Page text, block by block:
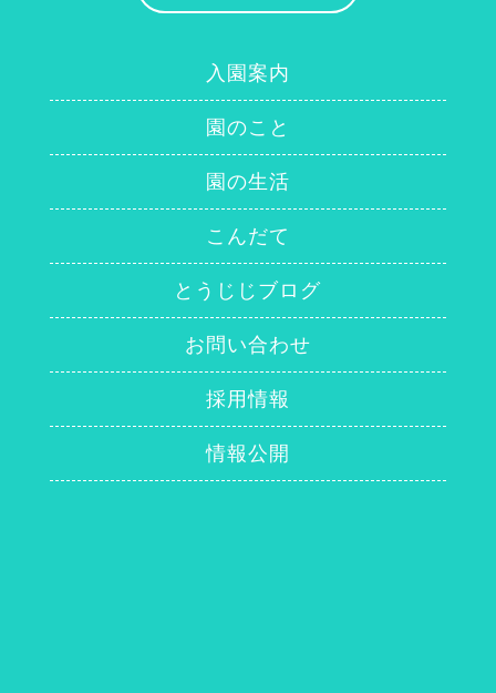
入園案内
園のこと
園の生活
こんだて
とうじじブログ
お問い合わせ
採用情報
情報公開